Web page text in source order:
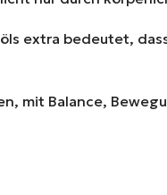
extra bedeutet,
mit Balance,